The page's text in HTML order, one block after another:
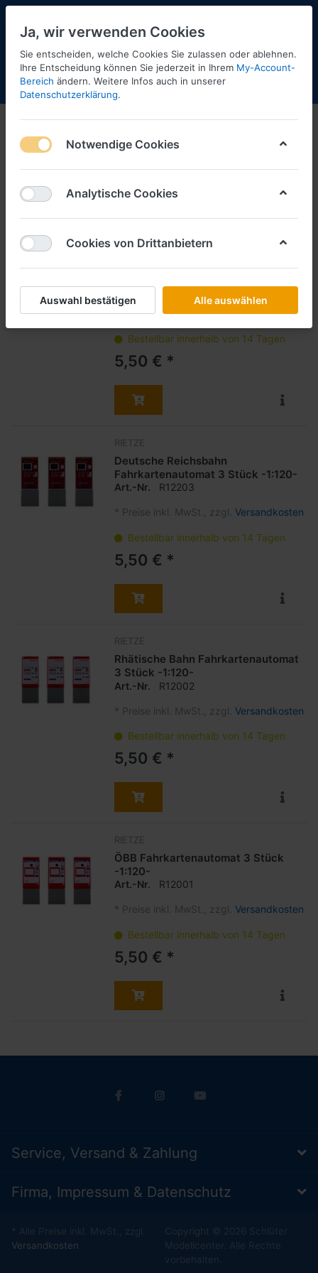
Menü Anmelden Shopaktualisierung
1:120
1-4 von
Filtern Sortieren
RIETZE
Art.-Nr. R12000
* Preise inkl. MwSt., zzgl.Versandkosten
Bestellbar innerhalb von 14 Tagen
5,50 € *
RIETZE
Deutsche Reichsbahn
Fahrkartenautomat 3 Stück -1:120-
Art.-Nr. R12203
* Preise inkl. MwSt., zzgl. Versandkosten
Bestellbar innerhalb von 14 Tagen
5,50 € *
RIETZE
Rhätische Bahn Fahrkartenautomat
3 Stück -1:120-
Art.-Nr. R12002
* Preise inkl. MwSt., zzgl. Versandkosten
Bestellbar innerhalb von 14 Tagen
5,50 € *
RIETZE
ÖBB Fahrkartenautomat 3 Stück
-1:120-
Art.-Nr. R12001
* Preise inkl. MwSt., zzgl. Versandkosten
Bestellbar innerhalb von 14 Tagen
5,50 € *
Service, Versand & Zahlung
Firma, Impressum & Datenschutz
* Alle Preise inkl. MwSt., zzgl.
Versandkosten
Copyright © 2026 Schlüter
Modellcenter. Alle Rechte
vorbehalten.
Ja, wir verwenden Cookies
Sie entscheiden, welche Cookies Sie zulassen oder ablehnen.
Ihre Entscheidung können Sie jederzeit in Ihrem My-Account-
Bereich ändern. Weitere Infos auch in unserer
Datenschutzerklärung.
Notwendige Cookies
Analytische Cookies
Cookies von Drittanbietern
Auswahl bestätigen Alle auswählen